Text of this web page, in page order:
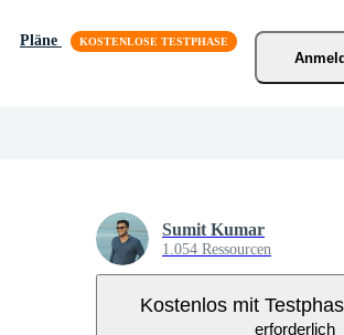
Pläne
Sumit Kumar
1.054 Ressourcen
Kostenlos mit
erforderlich